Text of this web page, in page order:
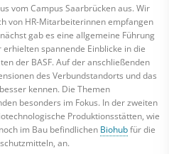
vom Campus Saarbrücken aus. Wir
von HR-Mitarbeiterinnen empfangen
gab es eine allgemeine Führung
spannende Einblicke in die
der BASF. Auf der anschließenden
des Verbundstandorts und das
kennen. Die Themen
besonders im Fokus. In der zweiten
Produktionsstätten, wie
im Bau befindlichen Biohubfür die
an.